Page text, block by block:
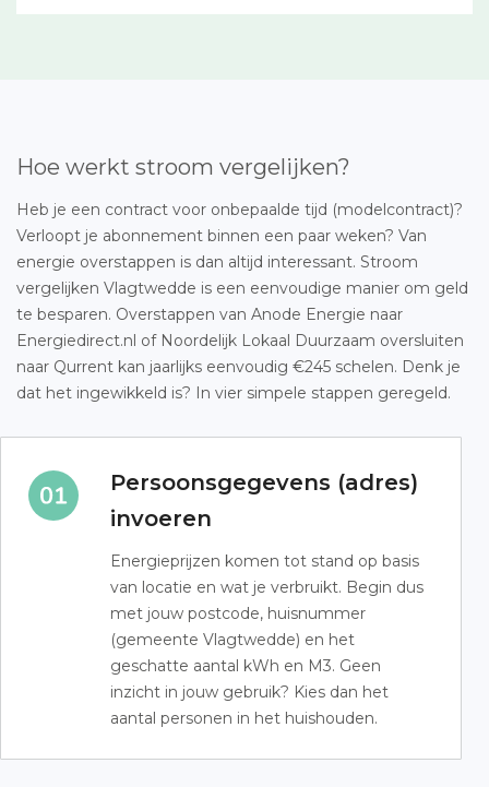
Hoe werkt stroom vergelijken?
Heb je een contract voor onbepaalde tijd (modelcontract)?
Verloopt je abonnement binnen een paar weken? Van
energie overstappen is dan altijd interessant. Stroom
vergelijken Vlagtwedde is een eenvoudige manier om geld
te besparen. Overstappen van Anode Energie naar
Energiedirect.nl of Noordelijk Lokaal Duurzaam oversluiten
naar Qurrent kan jaarlijks eenvoudig €245 schelen. Denk je
dat het ingewikkeld is? In vier simpele stappen geregeld.
Persoonsgegevens (adres)
invoeren
Energieprijzen komen tot stand op basis
van locatie en wat je verbruikt. Begin dus
met jouw postcode, huisnummer
(gemeente Vlagtwedde) en het
geschatte aantal kWh en M3. Geen
inzicht in jouw gebruik? Kies dan het
aantal personen in het huishouden.